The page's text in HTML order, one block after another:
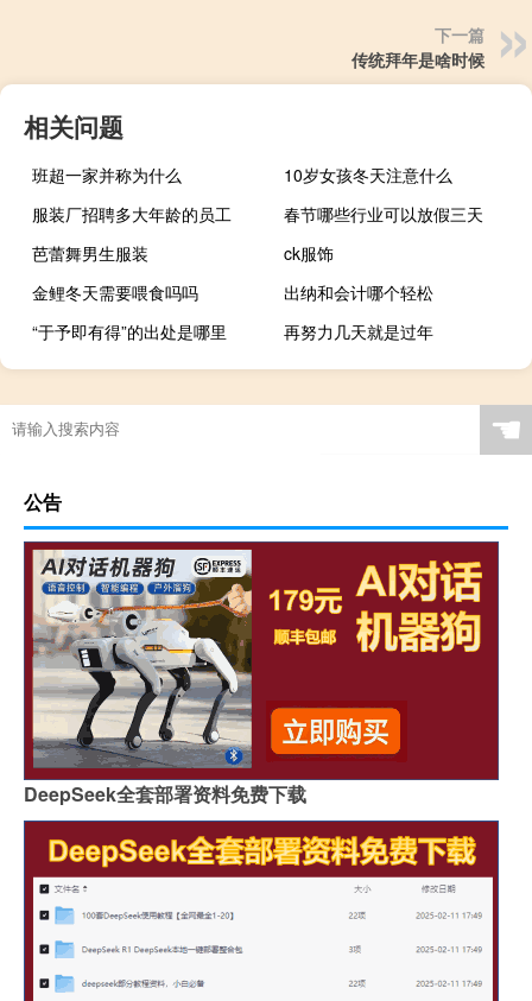
下一篇
传统拜年是啥时候
相关问题
班超一家并称为什么
10岁女孩冬天注意什么
服装厂招聘多大年龄的员工
春节哪些行业可以放假三天
芭蕾舞男生服装
ck服饰
金鲤冬天需要喂食吗吗
出纳和会计哪个轻松
“于予即有得”的出处是哪里
再努力几天就是过年
☚
公告
DeepSeek全套部署资料免费下载